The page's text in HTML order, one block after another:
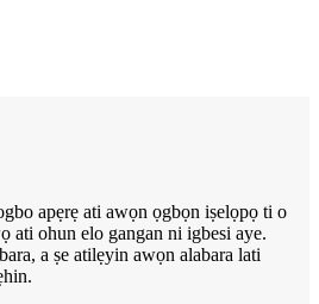
apẹrẹ ati awọn ọgbọn iṣelọpọ ti o
ati ohun elo gangan ni igbesi aye.
a ṣe atilẹyin awọn alabara lati